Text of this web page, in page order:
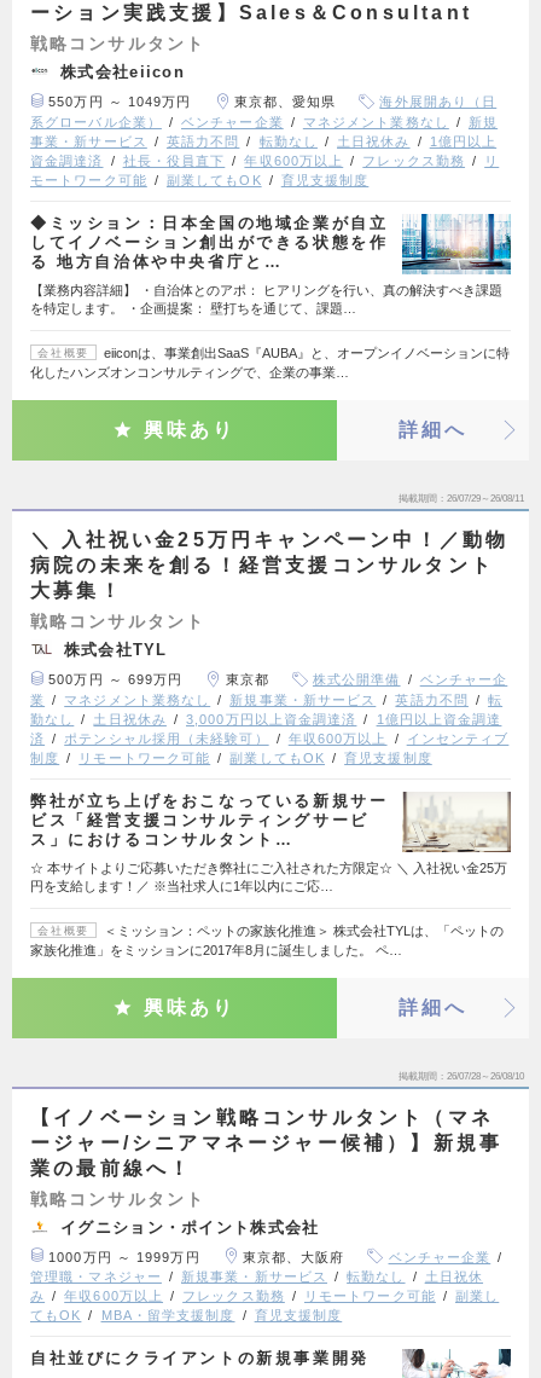
ーション実践支援】Sales＆Consultant
戦略コンサルタント
株式会社eiicon
550万円 ～ 1049万円 東京都、愛知県
海外展開あり（日
系グローバル企業）
ベンチャー企業 マネジメント業務なし
新規
事業・新サービス
英語力不問 転勤なし 土日祝休み
1億円以上
資金調達済
社長・役員直下 年収600万以上 フレックス勤務
リ
モートワーク可能
副業してもOK 育児支援制度
◆ミッション：日本全国の地域企業が自立
してイノベーション創出ができる状態を作
る 地方自治体や中央省庁と…
【業務内容詳細】 ・自治体とのアポ： ヒアリングを行い、真の解決すべき課題
を特定します。 ・企画提案： 壁打ちを通じて、課題…
会社概要
eiiconは、事業創出SaaS『AUBA』と、オープンイノベーションに特
化したハンズオンコンサルティングで、企業の事業…
興味あり 詳細へ
掲載期間 26/07/29～26/08/11
＼ 入社祝い金25万円キャンペーン中！／動物
病院の未来を創る！経営支援コンサルタント
大募集！
戦略コンサルタント
株式会社TYL
500万円 ～ 699万円 東京都 株式公開準備
ベンチャー企
業
マネジメント業務なし 新規事業・新サービス 英語力不問
転
勤なし
土日祝休み 3,000万円以上資金調達済
1億円以上資金調達
済
ポテンシャル採用（未経験可） 年収600万以上
インセンティブ
制度
リモートワーク可能 副業してもOK 育児支援制度
弊社が立ち上げをおこなっている新規サー
ビス「経営支援コンサルティングサービ
ス」におけるコンサルタント…
☆ 本サイトよりご応募いただき弊社にご入社された方限定☆ ＼ 入社祝い金25万
円を支給します！／ ※当社求人に1年以内にご応…
会社概要
＜ミッション：ペットの家族化推進＞ 株式会社TYLは、「ペットの
家族化推進」をミッションに2017年8月に誕生しました。 ペ…
興味あり 詳細へ
掲載期間 26/07/28～26/08/10
【イノベーション戦略コンサルタント（マネ
ージャー/シニアマネージャー候補）】新規事
業の最前線へ！
戦略コンサルタント
イグニション・ポイント株式会社
1000万円 ～ 1999万円 東京都、大阪府
ベンチャー企業
管理職・マネジャー
新規事業・新サービス 転勤なし
土日祝休
み
年収600万以上 フレックス勤務 リモートワーク可能
副業し
てもOK
MBA・留学支援制度 育児支援制度
自社並びにクライアントの新規事業開発